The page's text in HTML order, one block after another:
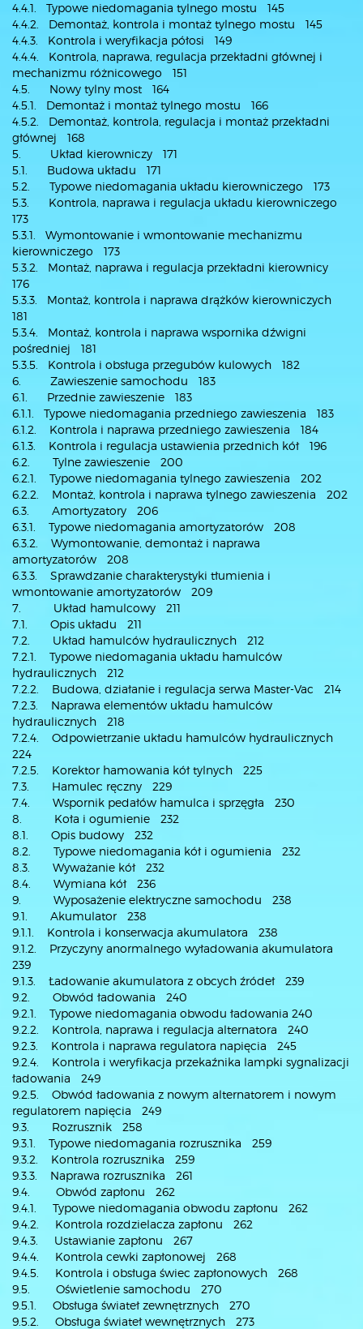
4.4.1. Typowe niedomagania tylnego mostu 145
4.4.2. Demontaż, kontrola i montaż tylnego mostu 145
4.4.3. Kontrola i weryfikacja półosi 149
4.4.4. Kontrola, naprawa, regulacja przekładni głównej i
mechanizmu różnicowego 151
4.5. Nowy tylny most 164
4.5.1. Demontaż i montaż tylnego mostu 166
4.5.2. Demontaż, kontrola, regulacja i montaż przekładni
głównej 168
5. Układ kierowniczy 171
5.1. Budowa układu 171
5.2. Typowe niedomagania układu kierowniczego 173
5.3. Kontrola, naprawa i regulacja układu kierowniczego
173
5.3.1. Wymontowanie i wmontowanie mechanizmu
kierowniczego 173
5.3.2. Montaż, naprawa i regulacja przekładni kierownicy
176
5.3.3. Montaż, kontrola i naprawa drążków kierowniczych
181
5.3.4. Montaż, kontrola i naprawa wspornika dźwigni
pośredniej 181
5.3.5. Kontrola i obsługa przegubów kulowych 182
6. Zawieszenie samochodu 183
6.1. Przednie zawieszenie 183
6.1.1. Typowe niedomagania przedniego zawieszenia 183
6.1.2. Kontrola i naprawa przedniego zawieszenia 184
6.1.3. Kontrola i regulacja ustawienia przednich kół 196
6.2. Tylne zawieszenie 200
6.2.1. Typowe niedomagania tylnego zawieszenia 202
6.2.2. Montaż, kontrola i naprawa tylnego zawieszenia 202
6.3. Amortyzatory 206
6.3.1. Typowe niedomagania amortyzatorów 208
6.3.2. Wymontowanie, demontaż i naprawa
amortyzatorów 208
6.3.3. Sprawdzanie charakterystyki tłumienia i
wmontowanie amortyzatorów 209
7. Układ hamulcowy 211
7.1. Opis układu 211
7.2. Układ hamulców hydraulicznych 212
7.2.1. Typowe niedomagania układu hamulców
hydraulicznych 212
7.2.2. Budowa, działanie i regulacja serwa Master-Vac 214
7.2.3. Naprawa elementów układu hamulców
hydraulicznych 218
7.2.4. Odpowietrzanie układu hamulców hydraulicznych
224
7.2.5. Korektor hamowania kół tylnych 225
7.3. Hamulec ręczny 229
7.4. Wspornik pedałów hamulca i sprzęgła 230
8. Koła i ogumienie 232
8.1. Opis budowy 232
8.2. Typowe niedomagania kół i ogumienia 232
8.3. Wyważanie kół 232
8.4. Wymiana kół 236
9. Wyposażenie elektryczne samochodu 238
9.1. Akumulator 238
9.1.1. Kontrola i konserwacja akumulatora 238
9.1.2. Przyczyny anormalnego wyładowania akumulatora
239
9.1.3. Ładowanie akumulatora z obcych źródeł 239
9.2. Obwód ładowania 240
9.2.1. Typowe niedomagania obwodu ładowania 240
9.2.2. Kontrola, naprawa i regulacja alternatora 240
9.2.3. Kontrola i naprawa regulatora napięcia 245
9.2.4. Kontrola i weryfikacja przekaźnika lampki sygnalizacji
ładowania 249
9.2.5. Obwód ładowania z nowym alternatorem i nowym
regulatorem napięcia 249
9.3. Rozrusznik 258
9.3.1. Typowe niedomagania rozrusznika 259
9.3.2. Kontrola rozrusznika 259
9.3.3. Naprawa rozrusznika 261
9.4. Obwód zapłonu 262
9.4.1. Typowe niedomagania obwodu zapłonu 262
9.4.2. Kontrola rozdzielacza zapłonu 262
9.4.3. Ustawianie zapłonu 267
9.4.4. Kontrola cewki zapłonowej 268
9.4.5. Kontrola i obsługa świec zapłonowych 268
9.5. Oświetlenie samochodu 270
9.5.1. Obsługa świateł zewnętrznych 270
9.5.2. Obsługa świateł wewnętrznych 273